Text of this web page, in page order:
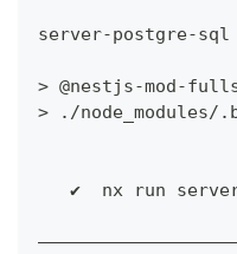
server-postgre-
> @nestjs-mod-
> ./node_modules/
✔  nx run